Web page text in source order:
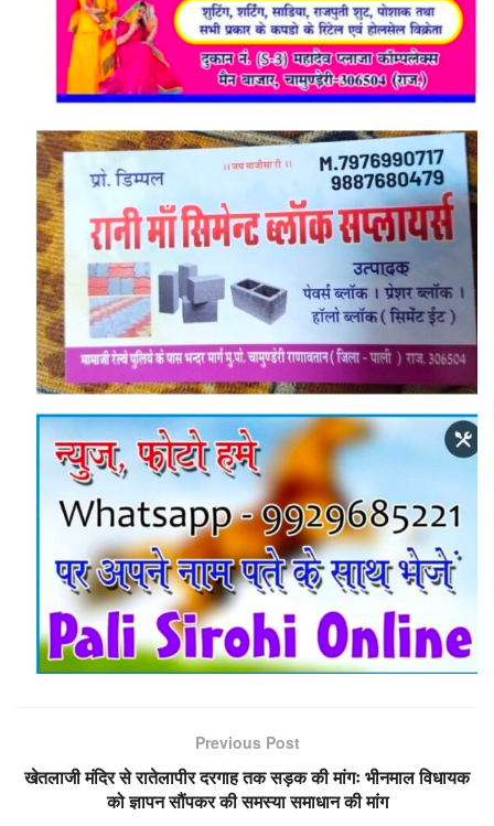
Previous Post
खेतलाजी मंदिर से रातेलापीर दरगाह तक सड़क की मांगः भीनमाल विधायक
को ज्ञापन सौंपकर की समस्या समाधान की मांग